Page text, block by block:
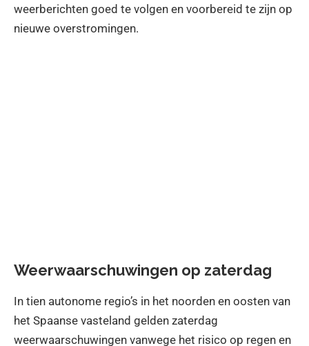
weerberichten goed te volgen en voorbereid te zijn op
nieuwe overstromingen.
Weerwaarschuwingen op zaterdag
In tien autonome regio’s in het noorden en oosten van
het Spaanse vasteland gelden zaterdag
weerwaarschuwingen vanwege het risico op regen en